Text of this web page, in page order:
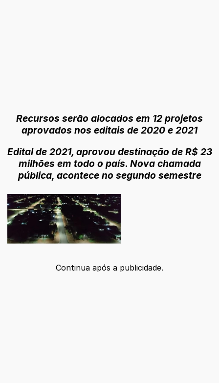
Recursos serão alocados em 12 projetos
aprovados nos editais de 2020 e 2021
Edital de 2021, aprovou destinação de R$ 23
milhões em todo o país. Nova chamada
pública, acontece no segundo semestre
Continua após a publicidade.